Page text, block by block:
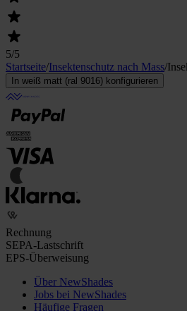
5/5
Startseite/Insektenschutz nach Mass/
In weiß matt (ral 9016) konfigurieren
Rechnung
SEPA-Lastschrift
EPS-Überweisung
Über NewShades
Jobs bei NewShades
Häufige Fragen